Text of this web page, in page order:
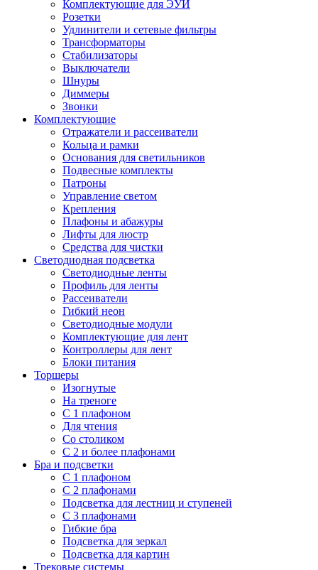
Комплектующие для ЭУИ
Розетки
Удлинители и сетевые фильтры
Трансформаторы
Стабилизаторы
Выключатели
Шнуры
Диммеры
Звонки
Комплектующие
Отражатели и рассеиватели
Кольца и рамки
Основания для светильников
Подвесные комплекты
Патроны
Управление светом
Крепления
Плафоны и абажуры
Лифты для люстр
Средства для чистки
Светодиодная подсветка
Светодиодные ленты
Профиль для ленты
Рассеиватели
Гибкий неон
Светодиодные модули
Комплектующие для лент
Контроллеры для лент
Блоки питания
Торшеры
Изогнутые
На треноге
С 1 плафоном
Для чтения
Со столиком
С 2 и более плафонами
Бра и подсветки
С 1 плафоном
С 2 плафонами
Подсветка для лестниц и ступеней
С 3 плафонами
Гибкие бра
Подсветка для зеркал
Подсветка для картин
Трековые системы